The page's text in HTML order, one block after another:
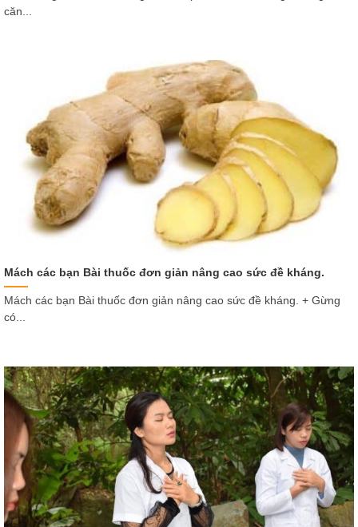
căn...
Mách các bạn Bài thuốc đơn giản nâng cao sức đề kháng.
Mách các bạn Bài thuốc đơn giản nâng cao sức đề kháng. + Gừng
có...